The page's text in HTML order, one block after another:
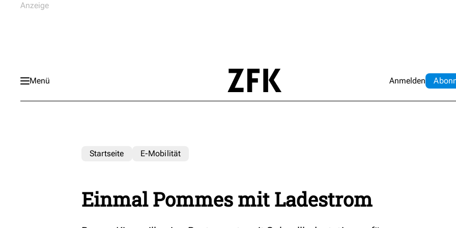
Menü Anmelden Abo
Startseite E-Mobilität
Einmal Pommes mit Ladestrom